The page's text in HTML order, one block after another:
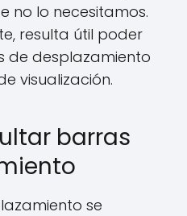
no lo necesitamos.
resulta útil poder
de desplazamiento
visualización.
barras
se